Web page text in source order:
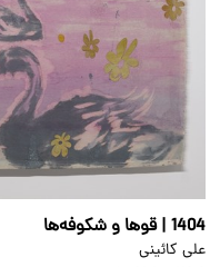
1404 | قوها و شکوفه‌ها
علی کائینی